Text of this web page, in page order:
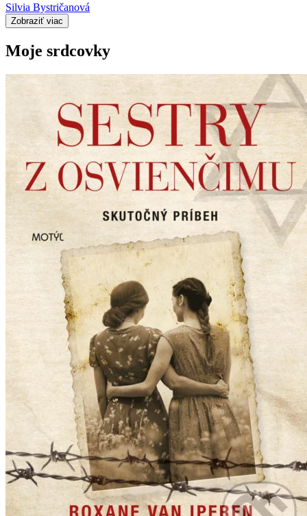
Silvia Bystričanová
Zobraziť viac
Moje srdcovky